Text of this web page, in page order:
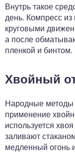
Внутрь такое
день. Компресс из
круговыми
а после
пленкой и бинтом.
Хвойный
Народные методы
применение
используется
заливают
медленный огонь